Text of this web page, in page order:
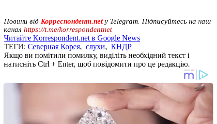
Новини від Корреспондент.netу Telegram. Підписуйтесь на наш
канал https://t.me/korrespondentnet
Читайте Korrespondent.net в Google News
ТЕГИ: Северная Корея, слухи, КНДР
Якщо ви помітили помилку, виділіть необхідний текст і
натисніть Ctrl + Enter, щоб повідомити про це редакцію.